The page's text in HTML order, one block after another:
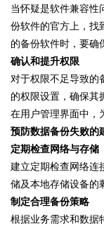
当怀疑是软件兼容性
份软件的官方上，找
的备份软件时，要确
确认和提升权限
对于权限不足导致的
的权限设置，确保其
在用户管理界面中，
预防数据备份失败的
定期检查网络与存储
建立定期检查网络连
储及本地存储设备的
制定合理备份策略
根据业务需求和数据